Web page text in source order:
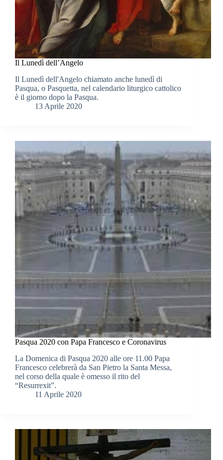
Il Lunedì dell’Angelo
Il Lunedì dell'Angelo chiamato anche lunedì di
Pasqua, o Pasquetta, nel calendario liturgico cattolico
è il giorno dopo la Pasqua.
13 Aprile 2020
Pasqua 2020 con Papa Francesco e Coronavirus
La Domenica di Pasqua 2020 alle ore 11.00 Papa
Francesco celebrerà da San Pietro la Santa Messa,
nel corso della quale è omesso il rito del
“Resurrexit”.
11 Aprile 2020